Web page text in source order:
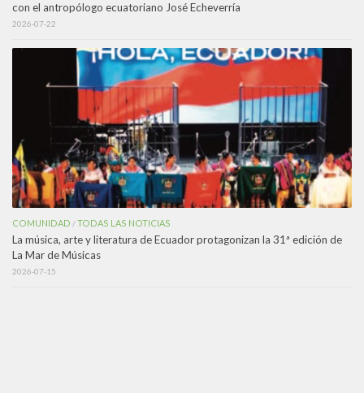
con el antropólogo ecuatoriano José Echeverría
2026-07-22
COMUNIDAD /TODAS LAS NOTICIAS
La música, arte y literatura de Ecuador protagonizan la 31ª edición de
La Mar de Músicas
2026-07-15